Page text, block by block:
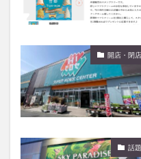
開店・閉店
話題